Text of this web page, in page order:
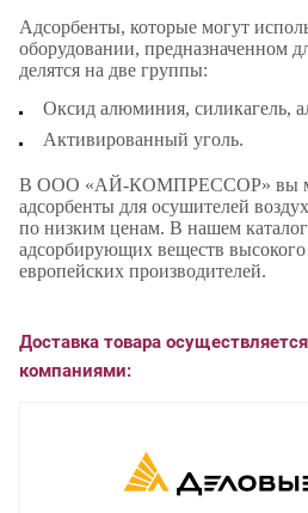
Адсорбенты, которые могут
оборудовании, предназначенном
делятся на две группы:
Оксид алюминия, силикагель,
Активированный уголь.
В ООО «АЙ-КОМПРЕССОР» вы
адсорбенты для осушителей
по низким ценам. В нашем
адсорбирующих веществ высокого
европейских производителей.
Доставка товара
компаниями: